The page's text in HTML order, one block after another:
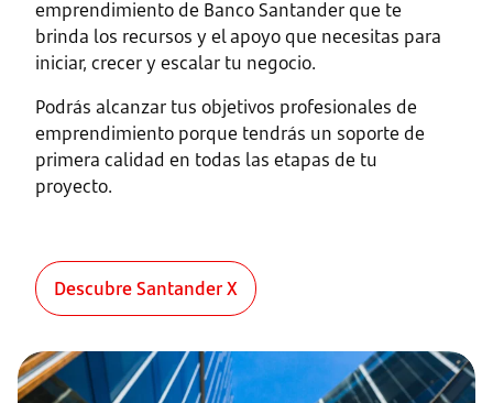
emprendimiento de Banco Santander que te
brinda los recursos y el apoyo que necesitas para
iniciar, crecer y escalar tu negocio.
Podrás alcanzar tus objetivos profesionales de
emprendimiento porque tendrás un soporte de
primera calidad en todas las etapas de tu
proyecto.
Descubre Santander X